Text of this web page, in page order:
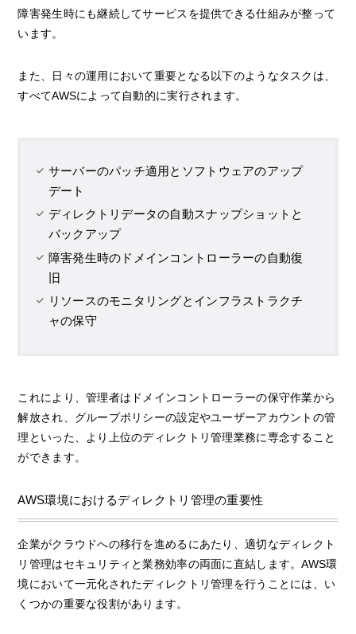
障害発生時にも継続してサービスを提供できる仕組みが整って
います。
また、日々の運用において重要となる以下のようなタスクは、
すべてAWSによって自動的に実行されます。
サーバーのパッチ適用とソフトウェアのアップ
デート
ディレクトリデータの自動スナップショットと
バックアップ
障害発生時のドメインコントローラーの自動復
旧
リソースのモニタリングとインフラストラクチ
ャの保守
これにより、管理者はドメインコントローラーの保守作業から
解放され、グループポリシーの設定やユーザーアカウントの管
理といった、より上位のディレクトリ管理業務に専念すること
ができます。
AWS環境におけるディレクトリ管理の重要性
企業がクラウドへの移行を進めるにあたり、適切なディレクト
リ管理はセキュリティと業務効率の両面に直結します。AWS環
境において一元化されたディレクトリ管理を行うことには、い
くつかの重要な役割があります。